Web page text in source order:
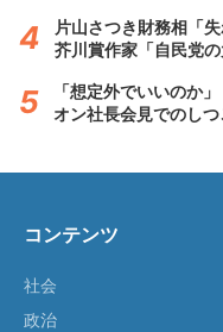
片山さつき財務相「
芥川賞作家「自民党
「想定外でいいのか
オン社長会見でのし
コンテンツ
社会
政治